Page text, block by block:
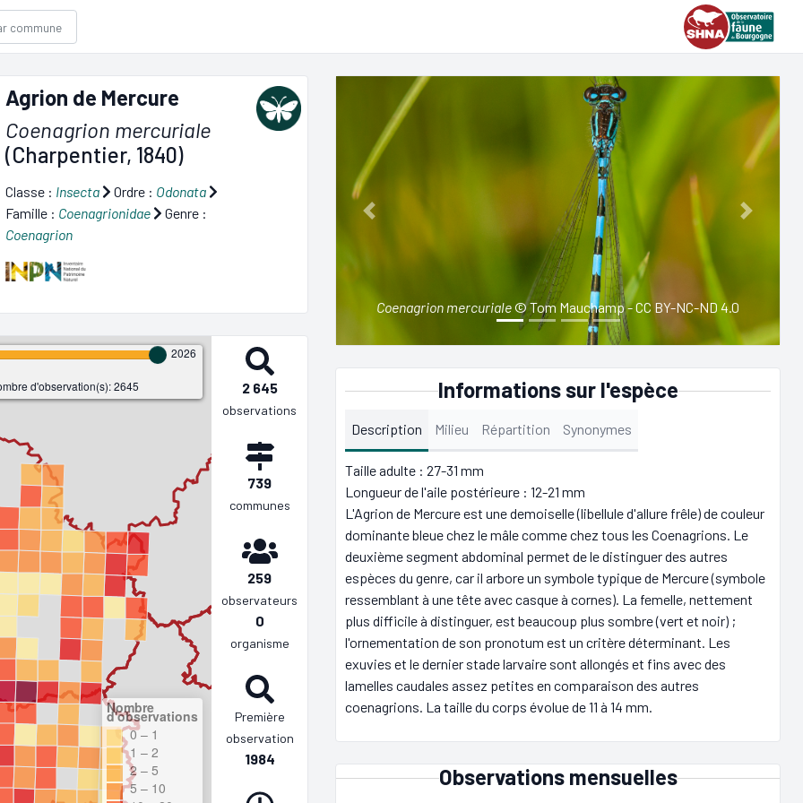
Agrion de Mercure
Coenagrion mercuriale
(Charpentier, 1840)
Classe : Insecta Ordre : Odonata
Famille : Coenagrionidae
Genre :
Coenagrion
2026
d'observation(s): 2645
Nombre
d'observations
0 – 1
1 – 2
2 – 5
5 – 10
2 645
observations
739
communes
259
observateurs
0
organisme
Première
observation
1984
Coenagrion mercuriale© Tom Mauchamp - CC BY-NC-ND 4.0
Previous Next
Informations sur l'espèce
Description Milieu Répartition Synonymes
Taille adulte : 27-31 mm
Longueur de l'aile postérieure : 12-21 mm
L'Agrion de Mercure est une demoiselle (libellule d'allure frêle) de couleur
dominante bleue chez le mâle comme chez tous les Coenagrions. Le
deuxième segment abdominal permet de le distinguer des autres
espèces du genre, car il arbore un symbole typique de Mercure (symbole
ressemblant à une tête avec casque à cornes). La femelle, nettement
plus difficile à distinguer, est beaucoup plus sombre (vert et noir) ;
l'ornementation de son pronotum est un critère déterminant. Les
exuvies et le dernier stade larvaire sont allongés et fins avec des
lamelles caudales assez petites en comparaison des autres
coenagrions. La taille du corps évolue de 11 à 14 mm.
Observations mensuelles